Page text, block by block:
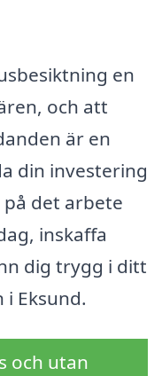
en
och att
är en
din investering
det arbete
inskaffa
dig trygg i ditt
Eksund.
och utan